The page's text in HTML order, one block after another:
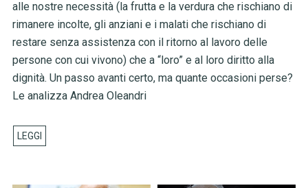
alle nostre necessità (la frutta e la verdura che rischiano di
rimanere incolte, gli anziani e i malati che rischiano di
restare senza assistenza con il ritorno al lavoro delle
persone con cui vivono) che a “loro” e al loro diritto alla
dignità. Un passo avanti certo, ma quante occasioni perse?
Le analizza Andrea Oleandri